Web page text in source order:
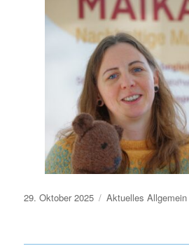
Veröffentlicht
29. Oktober 2025 Aktuelles Allgemein